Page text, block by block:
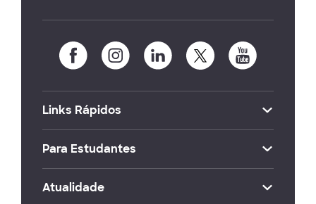
Links Rápidos
Para Estudantes
Atualidade